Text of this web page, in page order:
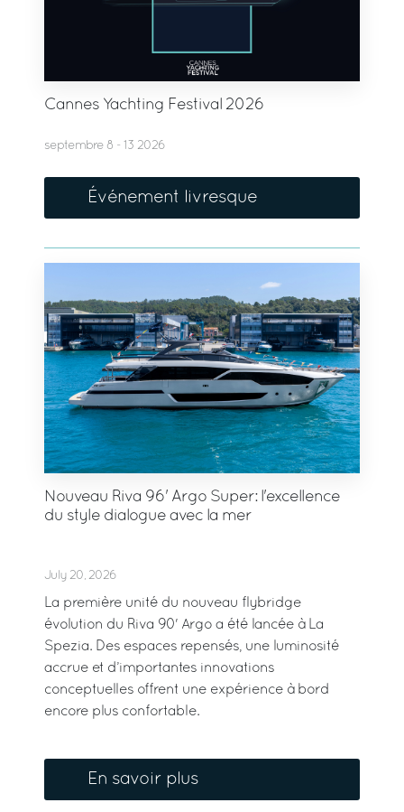
Cannes Yachting Festival 2026
septembre 8 - 13 2026
Événement livresque
Nouveau Riva 96' Argo Super: l'excellence
du style dialogue avec la mer
July 20, 2026
La première unité du nouveau flybridge
évolution du Riva 90' Argo a été lancée à La
Spezia. Des espaces repensés, une luminosité
accrue et d’importantes innovations
conceptuelles offrent une expérience à bord
encore plus confortable.
En savoir plus